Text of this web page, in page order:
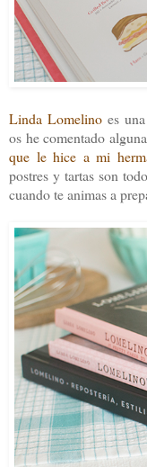
Linda Lomelinoes una
os he comentado
que le hice a mi
postres y tartas son
cuando te animas a